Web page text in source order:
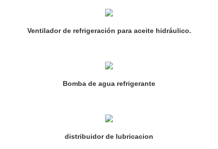
Ventilador de refrigeración para aceite hidráulico.
Bomba de agua refrigerante
distribuidor de lubricacion